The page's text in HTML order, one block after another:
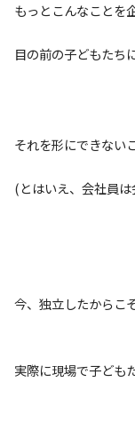
もっとこんなことを
目の前の子どもたち
それを形にできない
(とはいえ、会社員
今、独立したからこ
実際に現場で子ども